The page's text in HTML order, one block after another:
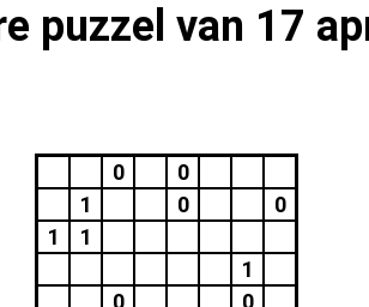
puzzel van 17
0
0
1
0
0
1
1
1
0
0